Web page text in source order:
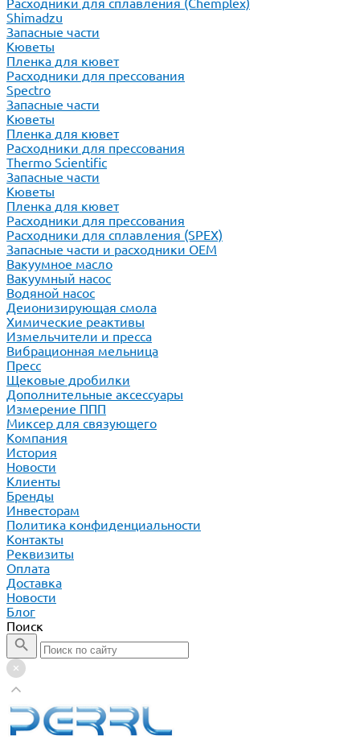
Расходники для сплавления (Chemplex)
Shimadzu
Запасные части
Кюветы
Пленка для кювет
Расходники для прессования
Spectro
Запасные части
Кюветы
Пленка для кювет
Расходники для прессования
Thermo Scientific
Запасные части
Кюветы
Пленка для кювет
Расходники для прессования
Расходники для сплавления (SPEX)
Запасные части и расходники ОЕМ
Вакуумное масло
Вакуумный насос
Водяной насос
Деионизирующая смола
Химические реактивы
Измельчители и пресса
Вибрационная мельница
Пресс
Щековые дробилки
Дополнительные аксессуары
Измерение ППП
Миксер для связующего
Компания
История
Новости
Клиенты
Бренды
Инвесторам
Политика конфиденциальности
Контакты
Реквизиты
Оплата
Доставка
Новости
Блог
Поиск